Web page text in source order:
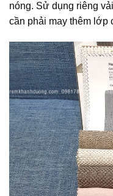
nóng. Sử dụng riêng
cần phải may thêm lớp